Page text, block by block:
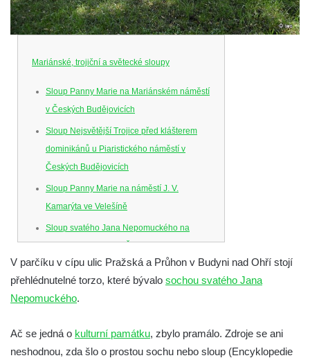
Mariánské, trojiční a světecké sloupy
Sloup Panny Marie na Mariánském náměstí
v Českých Budějovicích
Sloup Nejsvětější Trojice před klášterem
dominikánů u Piaristického náměstí v
Českých Budějovicích
Sloup Panny Marie na náměstí J. V.
Kamarýta ve Velešíně
Sloup svatého Jana Nepomuckého na
náměstí J. Gurreho v Římově
Sloup Nejsvětější Trojice v Mirošovicích
Sloup se sochou Bolestného Krista (Ecce
Homo) na zahradě zámku Chrámce
Sloup Nejsvětější Trojice na náměstí
Republiky v Duchcově
V parčíku v cípu ulic Pražská a Průhon v Budyni nad Ohří stojí
přehlédnutelné torzo, které bývalo sochou svatého Jana
Nepomuckého.
Ač se jedná o kulturní památku, zbylo pramálo. Zdroje se ani
neshodnou, zda šlo o prostou sochu nebo sloup (Encyklopedie